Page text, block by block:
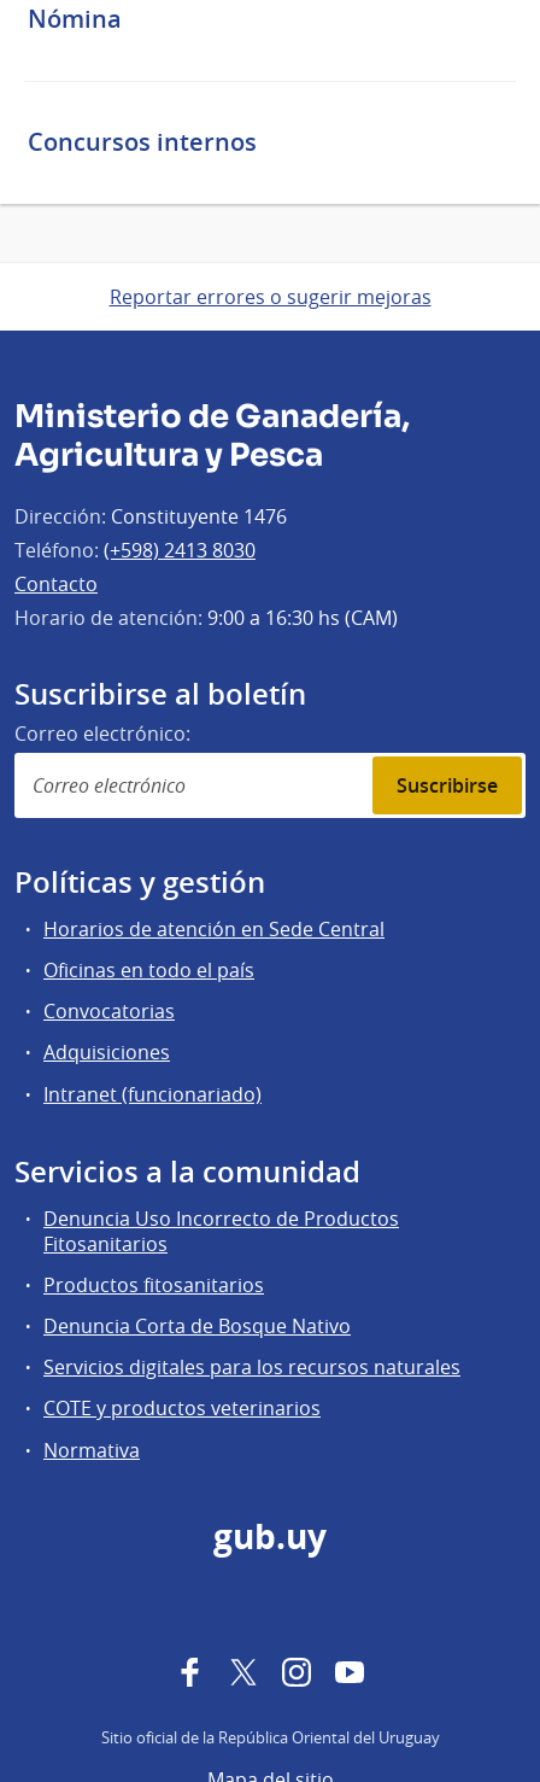
Nómina
Concursos internos
Reportar errores o sugerir mejoras
Ministerio de Ganadería,
Agricultura y Pesca
Dirección: Constituyente 1476
Teléfono: (+598) 2413 8030
Contacto
Horario de atención: 9:00 a 16:30 hs (CAM)
Suscribirse al boletín
Correo electrónico:
Suscribirse
Políticas y gestión
Horarios de atención en Sede Central
Oficinas en todo el país
Convocatorias
Adquisiciones
Intranet (funcionariado)
Servicios a la comunidad
Denuncia Uso Incorrecto de Productos
Fitosanitarios
Productos fitosanitarios
Denuncia Corta de Bosque Nativo
Servicios digitales para los recursos naturales
COTE y productos veterinarios
Normativa
gub.uy
FacebookTwitterInstagramYouTube
Sitio oficial de la República Oriental del Uruguay